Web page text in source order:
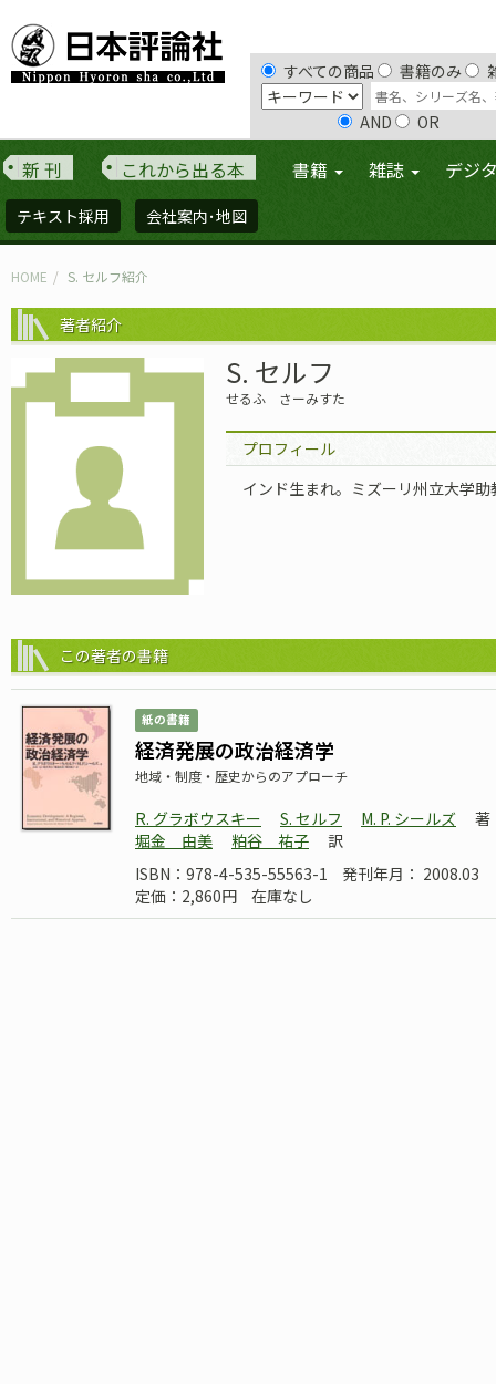
すべての商品 書籍のみ
AND OR
新 刊 これから出る本 書籍 雑誌 デジ
テキスト採用 会社案内･地図
HOME S. セルフ紹介
著者紹介
S. セルフ
せるふ さーみすた
プロフィール
インド生まれ。ミズーリ州立大学助
この著者の書籍
紙の書籍
経済発展の政治経済学
地域・制度・歴史からのアプローチ
R. グラボウスキー S. セルフ M. P. シールズ
著
堀金 由美
粕谷 祐子
訳
ISBN：978-4-535-55563-1
発刊年月： 2008.03
定価：2,860円
在庫なし